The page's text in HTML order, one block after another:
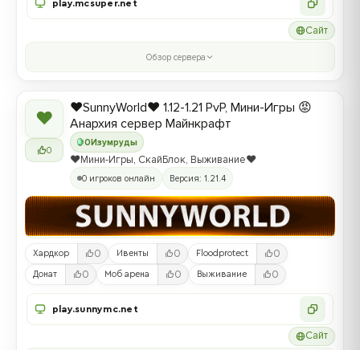
play.mcsuper.net
Сайт
Обзор сервера
❤
0
0Изумруды
❤️SunnyWorld❤️ 1.12-1.21 PvP, Мини-Игры 😡
Анархия сервер Майнкрафт
❤️Мини-Игры, СкайБлок, Выживание❤️
0 игроков онлайн Версия: 1.21.4
Хардкор 0 Ивенты 0 Floodprotect 0
Донат 0 Моб арена 0 Выживание 0
play.sunnymc.net
Сайт